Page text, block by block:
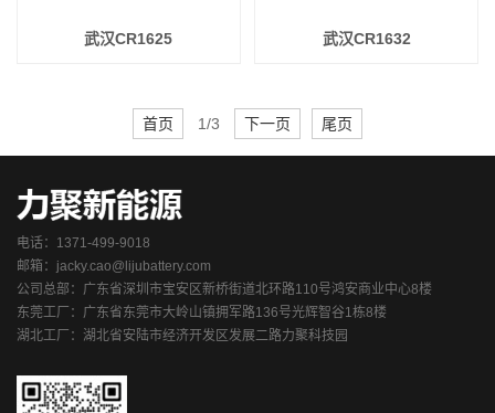
武汉CR1625 武汉CR1632
首页 1/3 下一页 尾页
电话：1371-499-9018
邮箱：jacky.cao@lijubattery.com
公司总部：广东省深圳市宝安区新桥街道北环路110号鸿安商业中心8楼
东莞工厂：广东省东莞市大岭山镇拥军路136号光辉智谷1栋8楼
湖北工厂：湖北省安陆市经济开发区发展二路力聚科技园